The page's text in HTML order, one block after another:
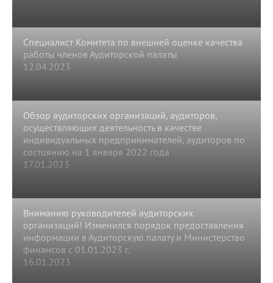
12.04.2023
Специалист Комитета по внешней оценке качества
работы членов Аудиторской палаты
17.01.2023
Обзор аудиторских организаций, аудиторов,
осуществляющих деятельность в качестве
индивидуальных предпринимателей, аудиторов по
состоянию на 1 января 2022 года
16.01.2023
Вниманию руководителей аудиторских
организаций! Изменился порядок предоставления
информации в Аудиторскую палату и Министерство
финансов с 01.01.2023 г.